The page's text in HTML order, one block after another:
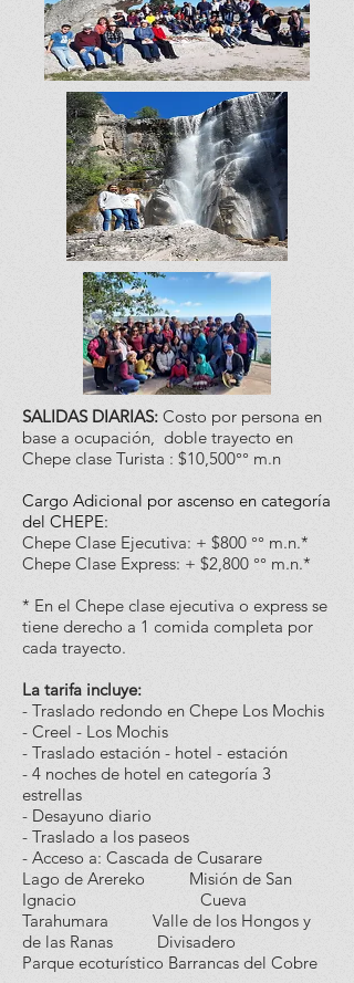
SALIDAS DIARIAS: Costo por persona en
base a ocupación, doble trayecto en
Chepe clase Turista : $10,500°° m.n
Cargo Adicional por ascenso en categoría
del CHEPE:
Chepe Clase Ejecutiva: + $800 °° m.n.*
Chepe Clase Express: + $2,800 °° m.n.*
* En el Chepe clase ejecutiva o express se
tiene derecho a 1 comida completa por
cada trayecto.
La tarifa incluye:
- Traslado redondo en Chepe Los Mochis
- Creel - Los Mochis
- Traslado estación - hotel - estación
- 4 noches de hotel en categoría 3
estrellas
- Desayuno diario
- Traslado a los paseos
- Acceso a: Cascada de Cusarare
Lago de Arereko Misión de San
Ignacio Cueva
Tarahumara Valle de los Hongos y
de las Ranas Divisadero
Parque ecoturístico Barrancas del Cobre